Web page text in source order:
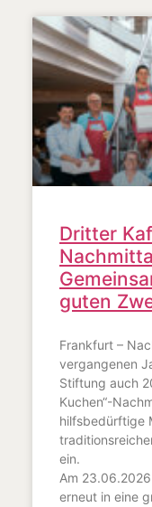
Dritter
guten
Frankfurt –
vergangenen
Stiftung auch
Kuchen“-
hilfsbedürftige
ein.
Am
erneut in eine